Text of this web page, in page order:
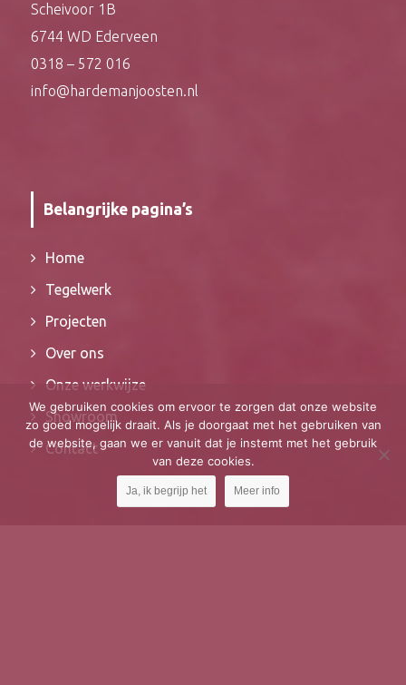
Scheivoor 1B
6744 WD Ederveen
0318 – 572 016
info@hardemanjoosten.nl
Belangrijke pagina’s
Home
Tegelwerk
Projecten
Over ons
Onze werkwijze
Showroom
Contact
We gebruiken cookies om ervoor te zorgen dat onze website
zo goed mogelijk draait. Als je doorgaat met het gebruiken van
de website, gaan we er vanuit dat je instemt met het gebruik
van deze cookies.
Ja, ik begrijp het Meer info